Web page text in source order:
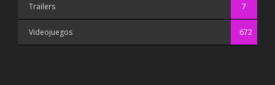
Trailers 7
Videojuegos 672